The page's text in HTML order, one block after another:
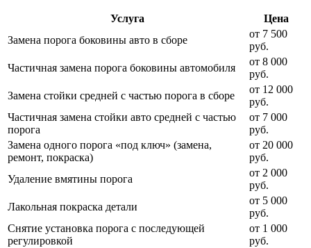
Услуга
Цена
Замена порога боковины авто в сборе
от 7 500
руб.
Частичная замена порога боковины автомобиля
от 8 000
руб.
Замена стойки средней с частью порога в сборе
от 12 000
руб.
Частичная замена стойки авто средней с частью
порога
от 7 000
руб.
Замена одного порога «под ключ» (замена,
ремонт, покраска)
от 20 000
руб.
Удаление вмятины порога
от 2 000
руб.
Лакольная покраска детали
от 5 000
руб.
Снятие установка порога с последующей
регулировкой
от 1 000
руб.